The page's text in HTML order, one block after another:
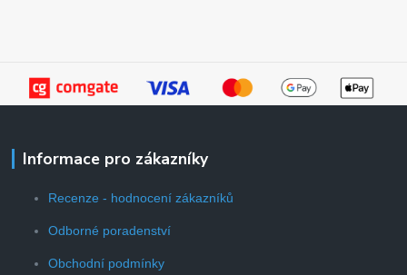
Informace pro zákazníky
Recenze - hodnocení zákazníků
Odborné poradenství
Obchodní podmínky